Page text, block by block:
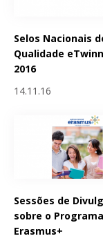
Selos Nacionais
Qualidade
2016
14.11.16
Sessões de
sobre o Programa
Erasmus+